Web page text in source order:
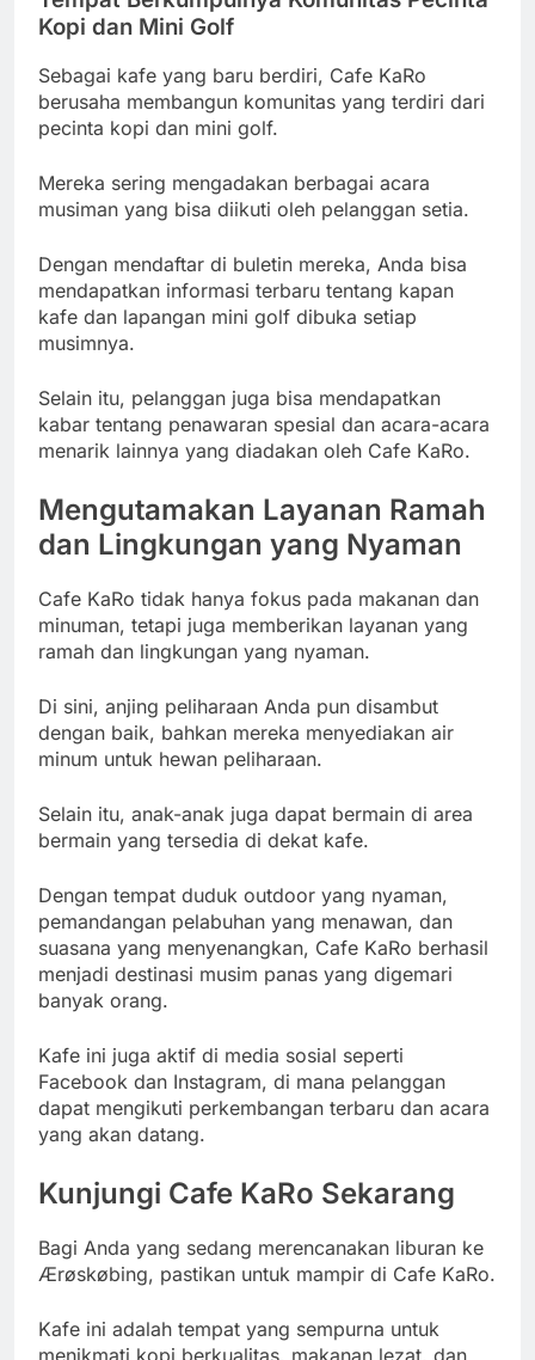
Kopi dan Mini Golf
Sebagai kafe yang baru berdiri, Cafe KaRo
berusaha membangun komunitas yang terdiri dari
pecinta kopi dan mini golf.
Mereka sering mengadakan berbagai acara
musiman yang bisa diikuti oleh pelanggan setia.
Dengan mendaftar di buletin mereka, Anda bisa
mendapatkan informasi terbaru tentang kapan
kafe dan lapangan mini golf dibuka setiap
musimnya.
Selain itu, pelanggan juga bisa mendapatkan
kabar tentang penawaran spesial dan acara-acara
menarik lainnya yang diadakan oleh Cafe KaRo.
Mengutamakan Layanan Ramah
dan Lingkungan yang Nyaman
Cafe KaRo tidak hanya fokus pada makanan dan
minuman, tetapi juga memberikan layanan yang
ramah dan lingkungan yang nyaman.
Di sini, anjing peliharaan Anda pun disambut
dengan baik, bahkan mereka menyediakan air
minum untuk hewan peliharaan.
Selain itu, anak-anak juga dapat bermain di area
bermain yang tersedia di dekat kafe.
Dengan tempat duduk outdoor yang nyaman,
pemandangan pelabuhan yang menawan, dan
suasana yang menyenangkan, Cafe KaRo berhasil
menjadi destinasi musim panas yang digemari
banyak orang.
Kafe ini juga aktif di media sosial seperti
Facebook dan Instagram, di mana pelanggan
dapat mengikuti perkembangan terbaru dan acara
yang akan datang.
Kunjungi Cafe KaRo Sekarang
Bagi Anda yang sedang merencanakan liburan ke
Ærøskøbing, pastikan untuk mampir di Cafe KaRo.
Kafe ini adalah tempat yang sempurna untuk